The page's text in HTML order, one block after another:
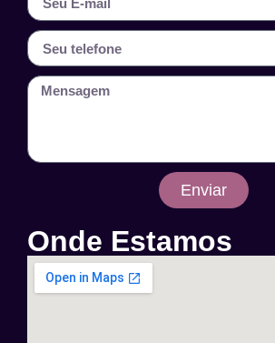
Enviar
Onde Estamos